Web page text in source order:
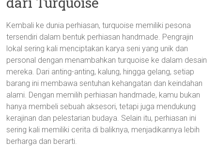
Kembali ke dunia perhiasan, turquoise memiliki pesona
tersendiri dalam bentuk perhiasan handmade. Pengrajin
lokal sering kali menciptakan karya seni yang unik dan
personal dengan menambahkan turquoise ke dalam desain
mereka. Dari anting-anting, kalung, hingga gelang, setiap
barang ini membawa sentuhan kehangatan dan keindahan
alami. Dengan memilih perhiasan handmade, kamu bukan
hanya membeli sebuah aksesori, tetapi juga mendukung
kerajinan dan pelestarian budaya. Selain itu, perhiasan ini
sering kali memiliki cerita di baliknya, menjadikannya lebih
berharga dan berarti.